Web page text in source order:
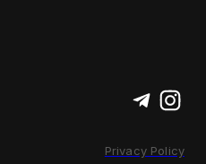
Privacy Policy